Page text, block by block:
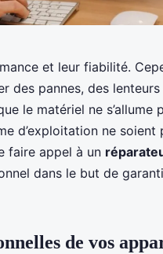
et leur fiabilité.
des pannes, des
le matériel ne s’allume
d’exploitation ne soient
faire appel à un
dans le but de
de vos